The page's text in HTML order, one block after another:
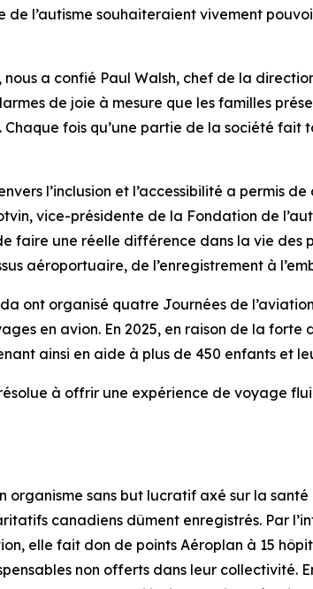
l’autisme souhaiteraient vivement
nous a confié Paul Walsh, chef de la
de joie à mesure que les familles
fois qu’une partie de la société fait
l’inclusion et l’accessibilité a permis
vice-présidente de la Fondation de
faire une réelle différence dans la vie des
aéroportuaire, de l’enregistrement à
ont organisé quatre Journées de
en avion. En 2025, en raison de la
ainsi en aide à plus de 450 enfants et
à offrir une expérience de voyage
organisme sans but lucratif axé sur la
canadiens dûment enregistrés. Par
elle fait don de points Aéroplan à 15
non offerts dans leur